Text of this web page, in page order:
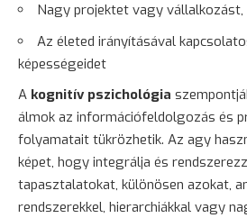
Nagy projektet vagy
Az életed irányításával
képességeidet
A kognitív pszichológia
álmok az információfeldolgozás és
folyamatait tükrözhetik. Az agy
képet, hogy integrálja és
tapasztalatokat, különösen azokat,
rendszerekkel, hierarchiákkal vagy